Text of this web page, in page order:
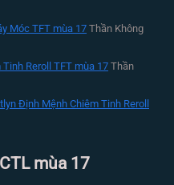
Móc TFT mùa 17 Thần Không
Reroll TFT mùa 17 Thần
Định Mệnh Chiêm Tinh Reroll
mùa 17